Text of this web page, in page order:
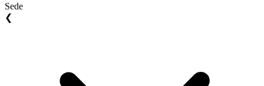
Sede
❮